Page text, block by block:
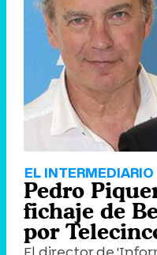
EL INTERMEDIARIO
Pedro
fichaje de
por